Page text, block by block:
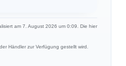
am 7. August 2026 um 0:09. Die hier
Händler zur Verfügung gestellt wird.